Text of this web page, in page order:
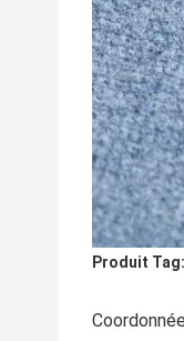
Produit Tag: